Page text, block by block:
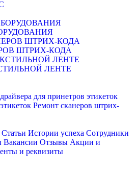
ШТРИХ-КОДА
ЛЕНТЕ
для принетров этикеток
Ремонт сканеров штрих-
Статьи Истории успеха Сотрудники
Вакансии Отзывы Акции и
и реквизиты